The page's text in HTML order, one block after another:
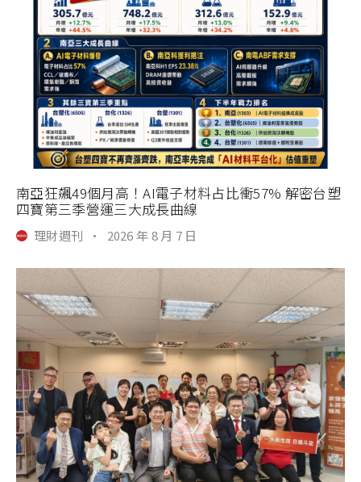
南亞狂飆49個月高！AI電子材料占比衝57% 解密台塑
四寶第三季營運三大成長曲線
理財週刊 · 2026 年 8 月 7 日